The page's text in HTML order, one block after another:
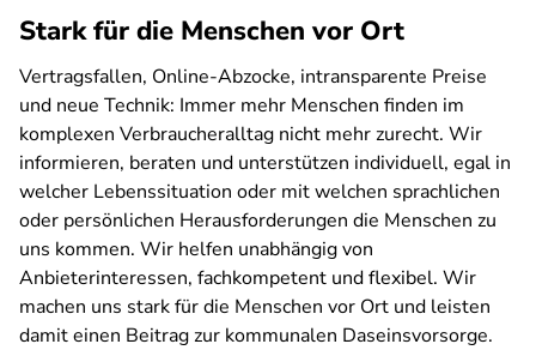
Stark für die Menschen vor Ort
Vertragsfallen, Online-Abzocke, intransparente Preise
und neue Technik: Immer mehr Menschen finden im
komplexen Verbraucheralltag nicht mehr zurecht. Wir
informieren, beraten und unterstützen individuell, egal in
welcher Lebenssituation oder mit welchen sprachlichen
oder persönlichen Herausforderungen die Menschen zu
uns kommen. Wir helfen unabhängig von
Anbieterinteressen, fachkompetent und flexibel. Wir
machen uns stark für die Menschen vor Ort und leisten
damit einen Beitrag zur kommunalen Daseinsvorsorge.